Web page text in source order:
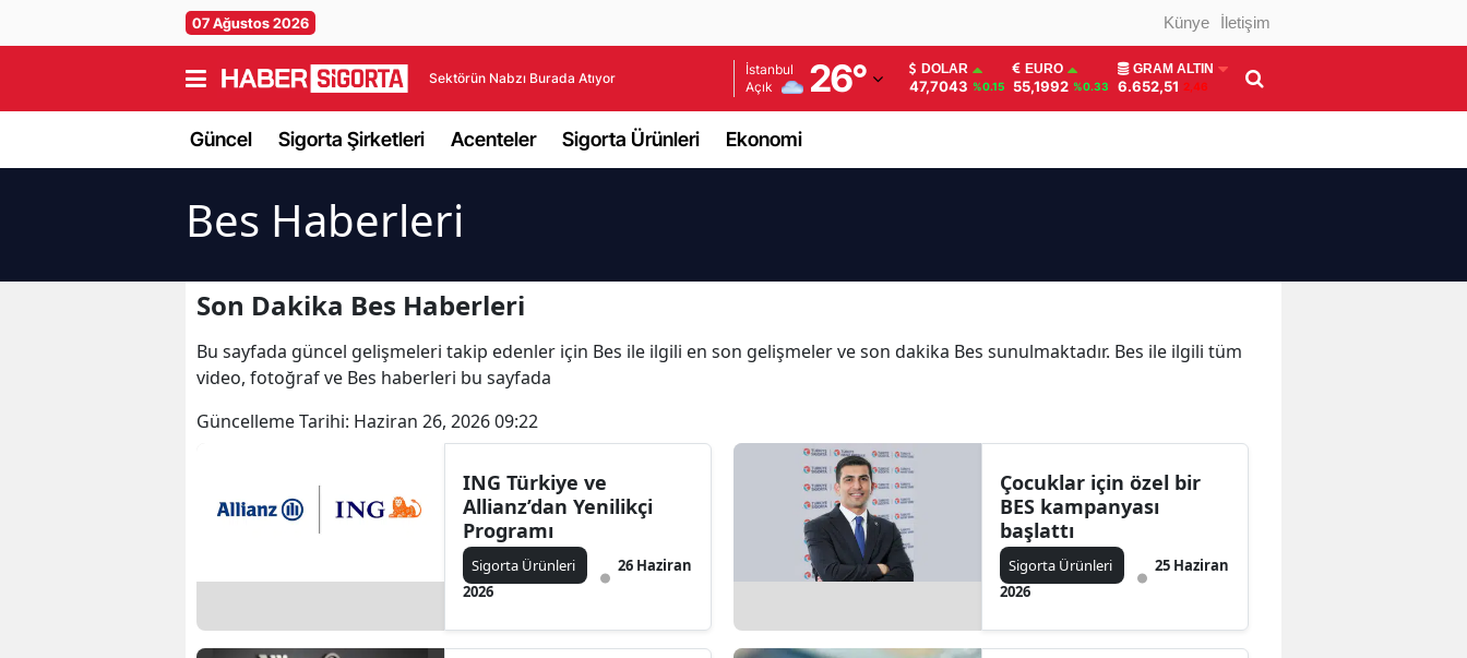
07 Ağustos 2026 Künye İletişim
Sektörün Nabzı Burada Atıyor
İstanbul
Açık
26°
Adana
Adıyaman
Afyonkarahisar
Ankara
Balıkesir
Bilecik
Bingöl
Bolu
DOLAR
47,7043 %0.15
EURO
55,1992 %0.33
GRAM ALTIN
6.652,51 2,46
Güncel Sigorta Şirketleri Acenteler Sigorta Ürünleri Ekonomi
Bes Haberleri
Son Dakika Bes Haberleri
Bu sayfada güncel gelişmeleri takip edenler için Bes ile ilgili en son gelişmeler ve son dakika Bes sunulmaktadır. Bes ile ilgili tüm
video, fotoğraf ve Bes haberleri bu sayfada
Güncelleme Tarihi: Haziran 26, 2026 09:22
ING Türkiye ve
Allianz’dan Yenilikçi
Programı
Sigorta Ürünleri
26 Haziran
2026
Çocuklar için özel bir
BES kampanyası
başlattı
Sigorta Ürünleri
25 Haziran
2026